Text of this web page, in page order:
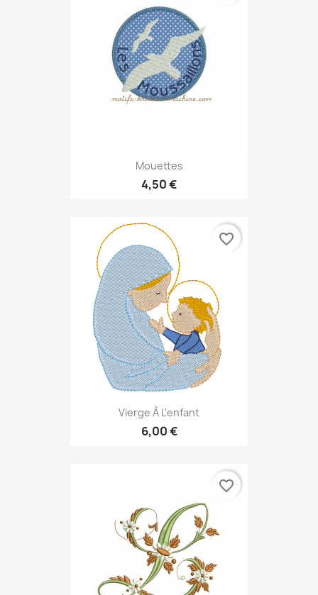
Mouettes
4,50 €
Vierge À L'enfant
6,00 €
favorite_border
favorite_border